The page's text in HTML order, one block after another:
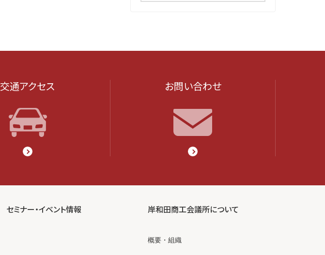
交通アクセス お問い合わせ
セミナー・イベント情報 岸和田商工会議所について
概要・組織